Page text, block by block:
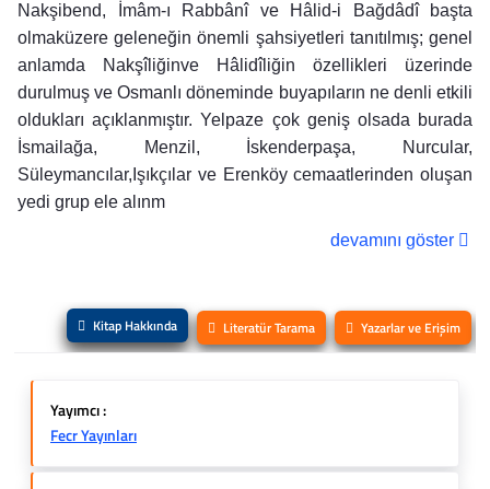
Nakşibend, İmâm-ı Rabbânî ve Hâlid-i Bağdâdî başta
olmaküzere geleneğin önemli şahsiyetleri tanıtılmış; genel
anlamda Nakşîliğinve Hâlidîliğin özellikleri üzerinde
durulmuş ve Osmanlı döneminde buyapıların ne denli etkili
oldukları açıklanmıştır. Yelpaze çok geniş olsada burada
İsmailağa, Menzil, İskenderpaşa, Nurcular,
Süleymancılar,Işıkçılar ve Erenköy cemaatlerinden oluşan
yedi grup ele alınm
devamını göster
Kitap Hakkında Literatür Tarama Yazarlar ve Erişim
Yayımcı :
Fecr Yayınları